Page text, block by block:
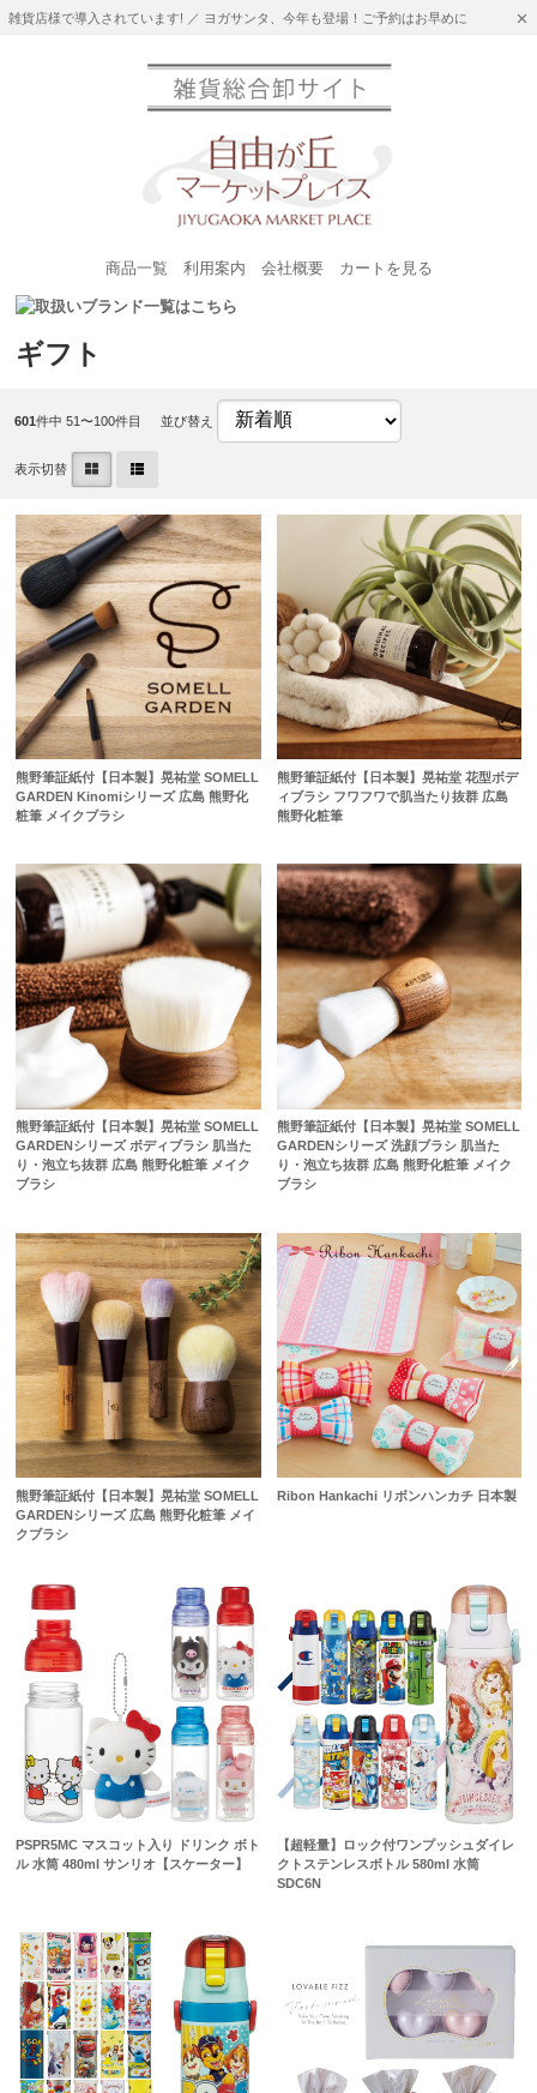
雑貨店様で導入されています! ／ ヨガサンタ、今年も登場！ご予約はお早めに
商品一覧 利用案内 会社概要 カートを見る
ギフト
601件中 51〜100件目 並び替え
表示切替
熊野筆証紙付【日本製】晃祐堂 SOMELL
GARDEN Kinomiシリーズ 広島 熊野化
粧筆 メイクブラシ
熊野筆証紙付【日本製】晃祐堂 花型ボデ
ィブラシ フワフワで肌当たり抜群 広島
熊野化粧筆
熊野筆証紙付【日本製】晃祐堂 SOMELL
GARDENシリーズ ボディブラシ 肌当た
り・泡立ち抜群 広島 熊野化粧筆 メイク
ブラシ
熊野筆証紙付【日本製】晃祐堂 SOMELL
GARDENシリーズ 洗顔ブラシ 肌当た
り・泡立ち抜群 広島 熊野化粧筆 メイク
ブラシ
熊野筆証紙付【日本製】晃祐堂 SOMELL
GARDENシリーズ 広島 熊野化粧筆 メイ
クブラシ
Ribon Hankachi リボンハンカチ 日本製
PSPR5MC マスコット入り ドリンク ボト
ル 水筒 480ml サンリオ【スケーター】
【超軽量】ロック付ワンプッシュダイレ
クトステンレスボトル 580ml 水筒
SDC6N